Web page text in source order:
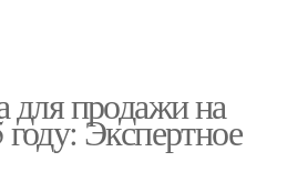
для продажи на
Экспертное